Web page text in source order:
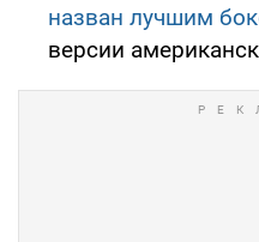
назван лучшим
версии